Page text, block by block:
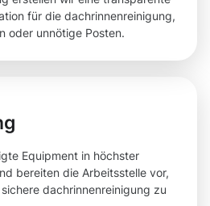
für die dachrinnenreinigung,
oder unnötige Posten.
Equipment in höchster
bereiten die Arbeitsstelle vor,
dachrinnenreinigung zu